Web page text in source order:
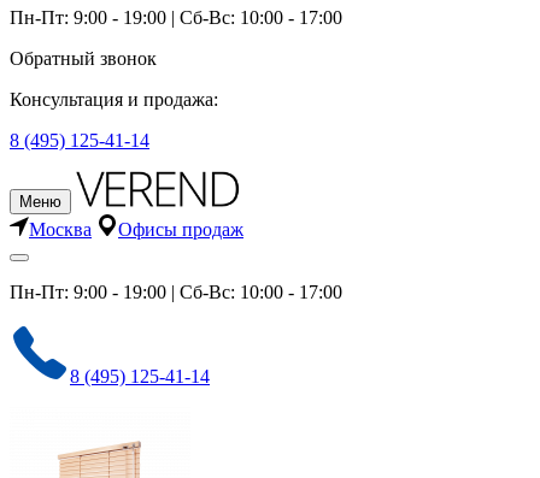
Пн-Пт: 9:00 - 19:00 | Сб-Вс: 10:00 - 17:00
Обратный звонок
Консультация и продажа:
8 (495) 125-41-14
Меню
Москва Офисы продаж
Пн-Пт: 9:00 - 19:00 | Сб-Вс: 10:00 - 17:00
8 (495) 125-41-14